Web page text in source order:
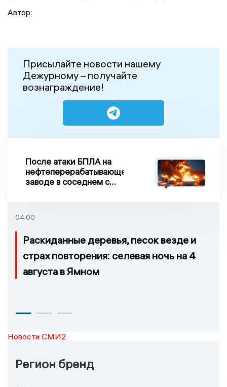
Автор:
Присылайте новости нашему
Дежурному – получайте
вознаграждение!
После атаки БПЛА на
нефтеперерабатывающем
заводе в соседнем с
возгорание
04:00
Раскиданные деревья, песок везде и
страх повторения: селевая ночь на 4
августа в Ямном
Новости СМИ2
Регион бренд